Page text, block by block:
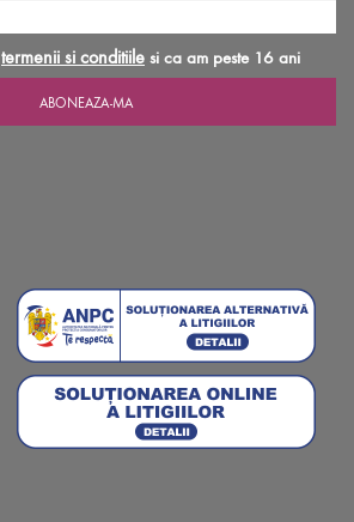
termenii si conditiile si ca am peste 16 ani